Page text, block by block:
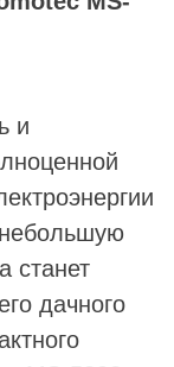
и
станет
дачного